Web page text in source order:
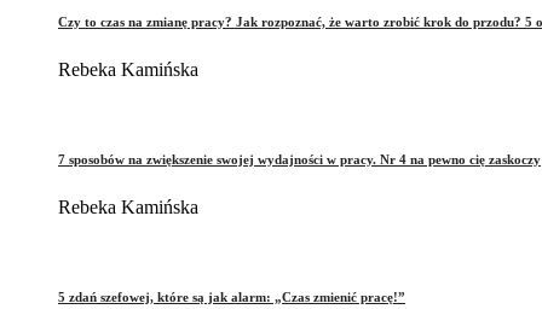
Czy to czas na zmianę pracy? Jak rozpoznać, że warto zrobić krok do przodu? 5
Rebeka Kamińska
7 sposobów na zwiększenie swojej wydajności w pracy. Nr 4 na pewno cię zaskoczy
Rebeka Kamińska
5 zdań szefowej, które są jak alarm: „Czas zmienić pracę!”